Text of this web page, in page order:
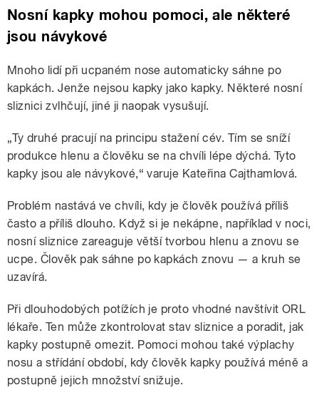
Nosní kapky mohou pomoci, ale některé
jsou návykové
Mnoho lidí při ucpaném nose automaticky sáhne po
kapkách. Jenže nejsou kapky jako kapky. Některé nosní
sliznici zvlhčují, jiné ji naopak vysušují.
„Ty druhé pracují na principu stažení cév. Tím se sníží
produkce hlenu a člověku se na chvíli lépe dýchá. Tyto
kapky jsou ale návykové,“ varuje Kateřina Cajthamlová.
Problém nastává ve chvíli, kdy je člověk používá příliš
často a příliš dlouho. Když si je nekápne, například v noci,
nosní sliznice zareaguje větší tvorbou hlenu a znovu se
ucpe. Člověk pak sáhne po kapkách znovu — a kruh se
uzavírá.
Při dlouhodobých potížích je proto vhodné navštívit ORL
lékaře. Ten může zkontrolovat stav sliznice a poradit, jak
kapky postupně omezit. Pomoci mohou také výplachy
nosu a střídání období, kdy člověk kapky používá méně a
postupně jejich množství snižuje.